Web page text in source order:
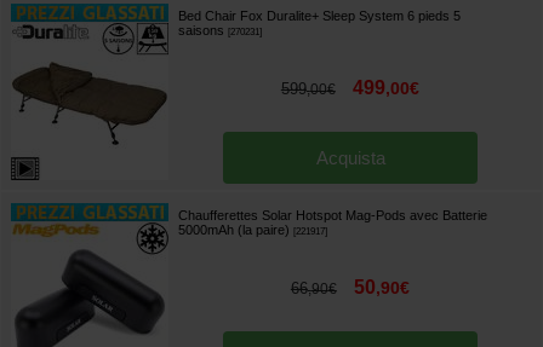
Bed Chair Fox Duralite+ Sleep System 6 pieds 5
saisons
270231]
599,00€ 499,00€
Acquista
Chaufferettes Solar Hotspot Mag-Pods avec Batterie
5000mAh (la paire)
221917]
66,90€ 50,90€